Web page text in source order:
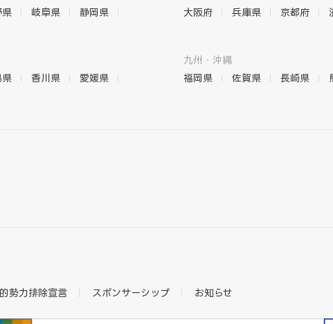
県 岐阜県
静岡県
大阪府
兵庫県 京都府
県 香川県
愛媛県
九州・沖縄
福岡県
佐賀県 長崎県
勢力排除宣言 スポンサーシップ お知らせ